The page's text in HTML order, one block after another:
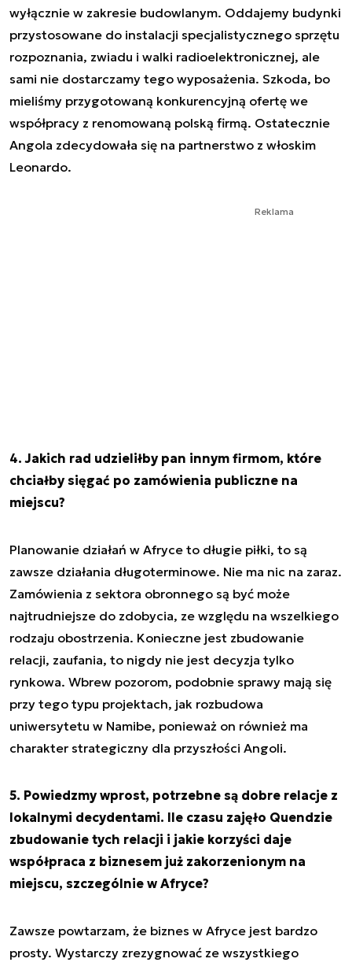
wyłącznie w zakresie budowlanym. Oddajemy budynki
przystosowane do instalacji specjalistycznego sprzętu
rozpoznania, zwiadu i walki radioelektronicznej, ale
sami nie dostarczamy tego wyposażenia. Szkoda, bo
mieliśmy przygotowaną konkurencyjną ofertę we
współpracy z renomowaną polską firmą. Ostatecznie
Angola zdecydowała się na partnerstwo z włoskim
Leonardo.
Reklama
4. Jakich rad udzieliłby pan innym firmom, które
chciałby sięgać po zamówienia publiczne na
miejscu?
Planowanie działań w Afryce to długie piłki, to są
zawsze działania długoterminowe. Nie ma nic na zaraz.
Zamówienia z sektora obronnego są być może
najtrudniejsze do zdobycia, ze względu na wszelkiego
rodzaju obostrzenia. Konieczne jest zbudowanie
relacji, zaufania, to nigdy nie jest decyzja tylko
rynkowa. Wbrew pozorom, podobnie sprawy mają się
przy tego typu projektach, jak rozbudowa
uniwersytetu w Namibe, ponieważ on również ma
charakter strategiczny dla przyszłości Angoli.
5. Powiedzmy wprost, potrzebne są dobre relacje z
lokalnymi decydentami. Ile czasu zajęło Quendzie
zbudowanie tych relacji i jakie korzyści daje
współpraca z biznesem już zakorzenionym na
miejscu, szczególnie w Afryce?
Zawsze powtarzam, że biznes w Afryce jest bardzo
prosty. Wystarczy zrezygnować ze wszystkiego